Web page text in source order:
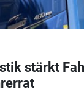
stärkt